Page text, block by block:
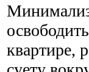
квартире,